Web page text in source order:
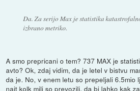
Da. Za serijo Max je statistika
izbrano metriko.
A smo prepricani o tem? 737 MAX je
avto? Ok, zdaj vidim, da je letel v bistvu
da je. No, v enem letu so prepeljali 6.5mio
najt kolk milj so prevozili, da bi lahko kak